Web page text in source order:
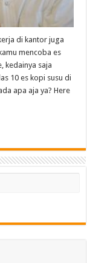
di kantor juga
mencoba es
kedainya saja
10 es kopi susu di
apa aja ya? Here